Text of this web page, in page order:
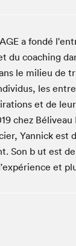
bonheurs (0-5
MTL (12-18 ans)
lecture à voix
Nord
écrivain·e·s
de Bologne
a fondé
du coaching
le milieu de
les
et de
chez
Yannick est
Son b ut est
et